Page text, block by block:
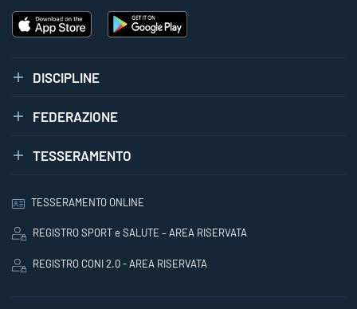
DISCIPLINE
FEDERAZIONE
TESSERAMENTO
TESSERAMENTO ONLINE
REGISTRO SPORT e SALUTE – AREA RISERVATA
REGISTRO CONI 2.0 - AREA RISERVATA